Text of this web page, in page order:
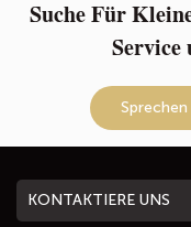
Suche Für
Service
KONTAKTIERE UNS